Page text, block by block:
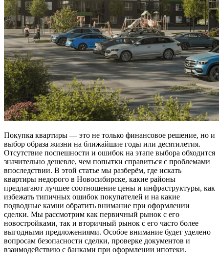
Покупка квартиры — это не только финансовое решение, но и
выбор образа жизни на ближайшие годы или десятилетия.
Отсутствие поспешности и ошибок на этапе выбора обходится
значительно дешевле, чем попытки справиться с проблемами
впоследствии. В этой статье мы разберём, где искать
квартиры недорого в Новосибирске, какие районы
предлагают лучшее соотношение цены и инфраструктуры, как
избежать типичных ошибок покупателей и на какие
подводные камни обратить внимание при оформлении
сделки. Мы рассмотрим как первичный рынок с его
новостройками, так и вторичный рынок с его часто более
выгодными предложениями. Особое внимание будет уделено
вопросам безопасности сделки, проверке документов и
взаимодействию с банками при оформлении ипотеки.